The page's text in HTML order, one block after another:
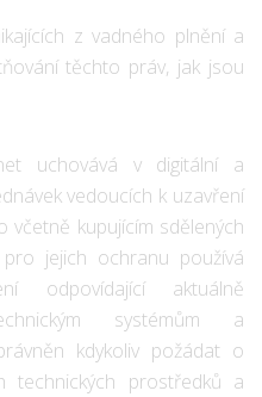
z vadného plnění a
těchto práv, jak jsou
uchovává v digitální a
vedoucích k uzavření
včetně kupujícím sdělených
jejich ochranu používá
odpovídající aktuálně
systémům a
kdykoliv požádat o
technických prostředků a